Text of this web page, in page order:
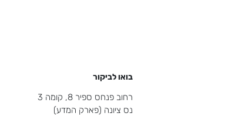
בואו לביקור
רחוב פנחס ספיר 8, קומה 3
נס ציונה (פארק המדע)